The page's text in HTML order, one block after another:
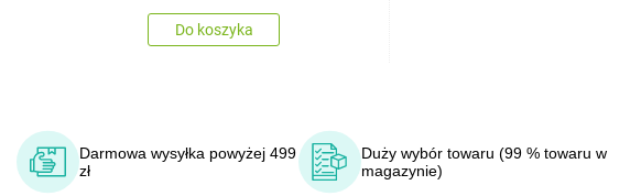
Do koszyka
Darmowa wysyłka powyżej 499
zł
Duży wybór towaru (99 % towaru w
magazynie)